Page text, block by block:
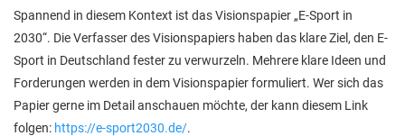
Spannend in diesem Kontext ist das Visionspapier „E-Sport in
2030“. Die Verfasser des Visionspapiers haben das klare Ziel, den E-
Sport in Deutschland fester zu verwurzeln. Mehrere klare Ideen und
Forderungen werden in dem Visionspapier formuliert. Wer sich das
Papier gerne im Detail anschauen möchte, der kann diesem Link
folgen: https://e-sport2030.de/.